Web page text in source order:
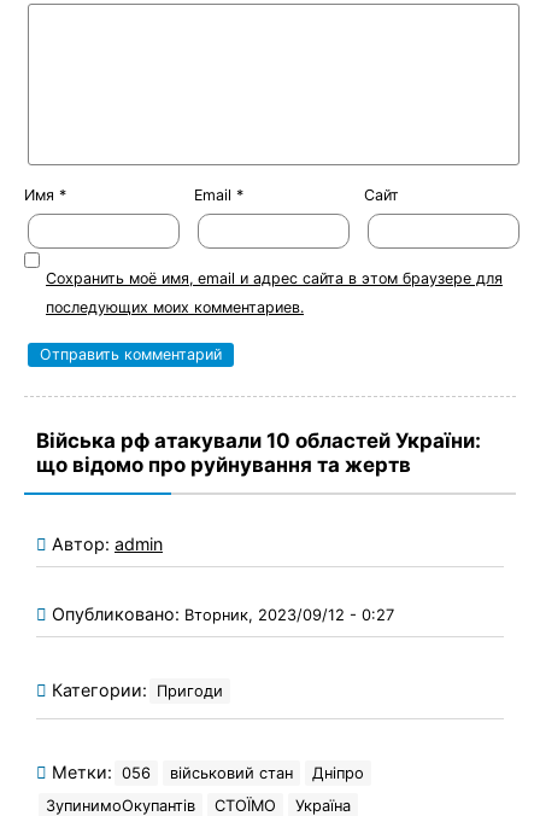
Имя * Email * Сайт
Сохранить моё имя, email и адрес сайта в этом браузере для
последующих моих комментариев.
Війська рф атакували 10 областей України:
що відомо про руйнування та жертв
Автор: admin
Опубликовано: Вторник, 2023/09/12 - 0:27
Категории: Пригоди
Метки: 056 військовий стан
Дніпро
ЗупинимоОкупантів
СТОЇМО Україна